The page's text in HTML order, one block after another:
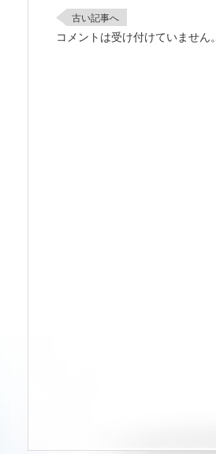
古い記事へ
コメントは受け付けていません。